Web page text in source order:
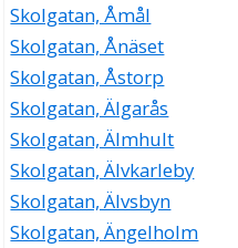
Skolgatan, Åmål
Skolgatan, Ånäset
Skolgatan, Åstorp
Skolgatan, Älgarås
Skolgatan, Älmhult
Skolgatan, Älvkarleby
Skolgatan, Älvsbyn
Skolgatan, Ängelholm